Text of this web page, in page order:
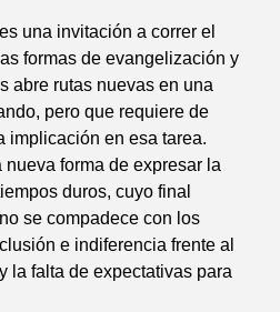
una invitación a correr el
formas de evangelización y
abre rutas nuevas en una
pero que requiere de
implicación en esa tarea.
forma de expresar la
duros, cuyo final
se compadece con los
e indiferencia frente al
la falta de expectativas para